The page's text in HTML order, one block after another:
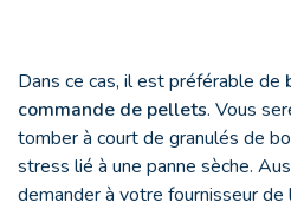
Dans ce cas, il est préférable de
commande de pellets. Vous
tomber à court de granulés de
stress lié à une panne sèche.
demander à votre fournisseur de